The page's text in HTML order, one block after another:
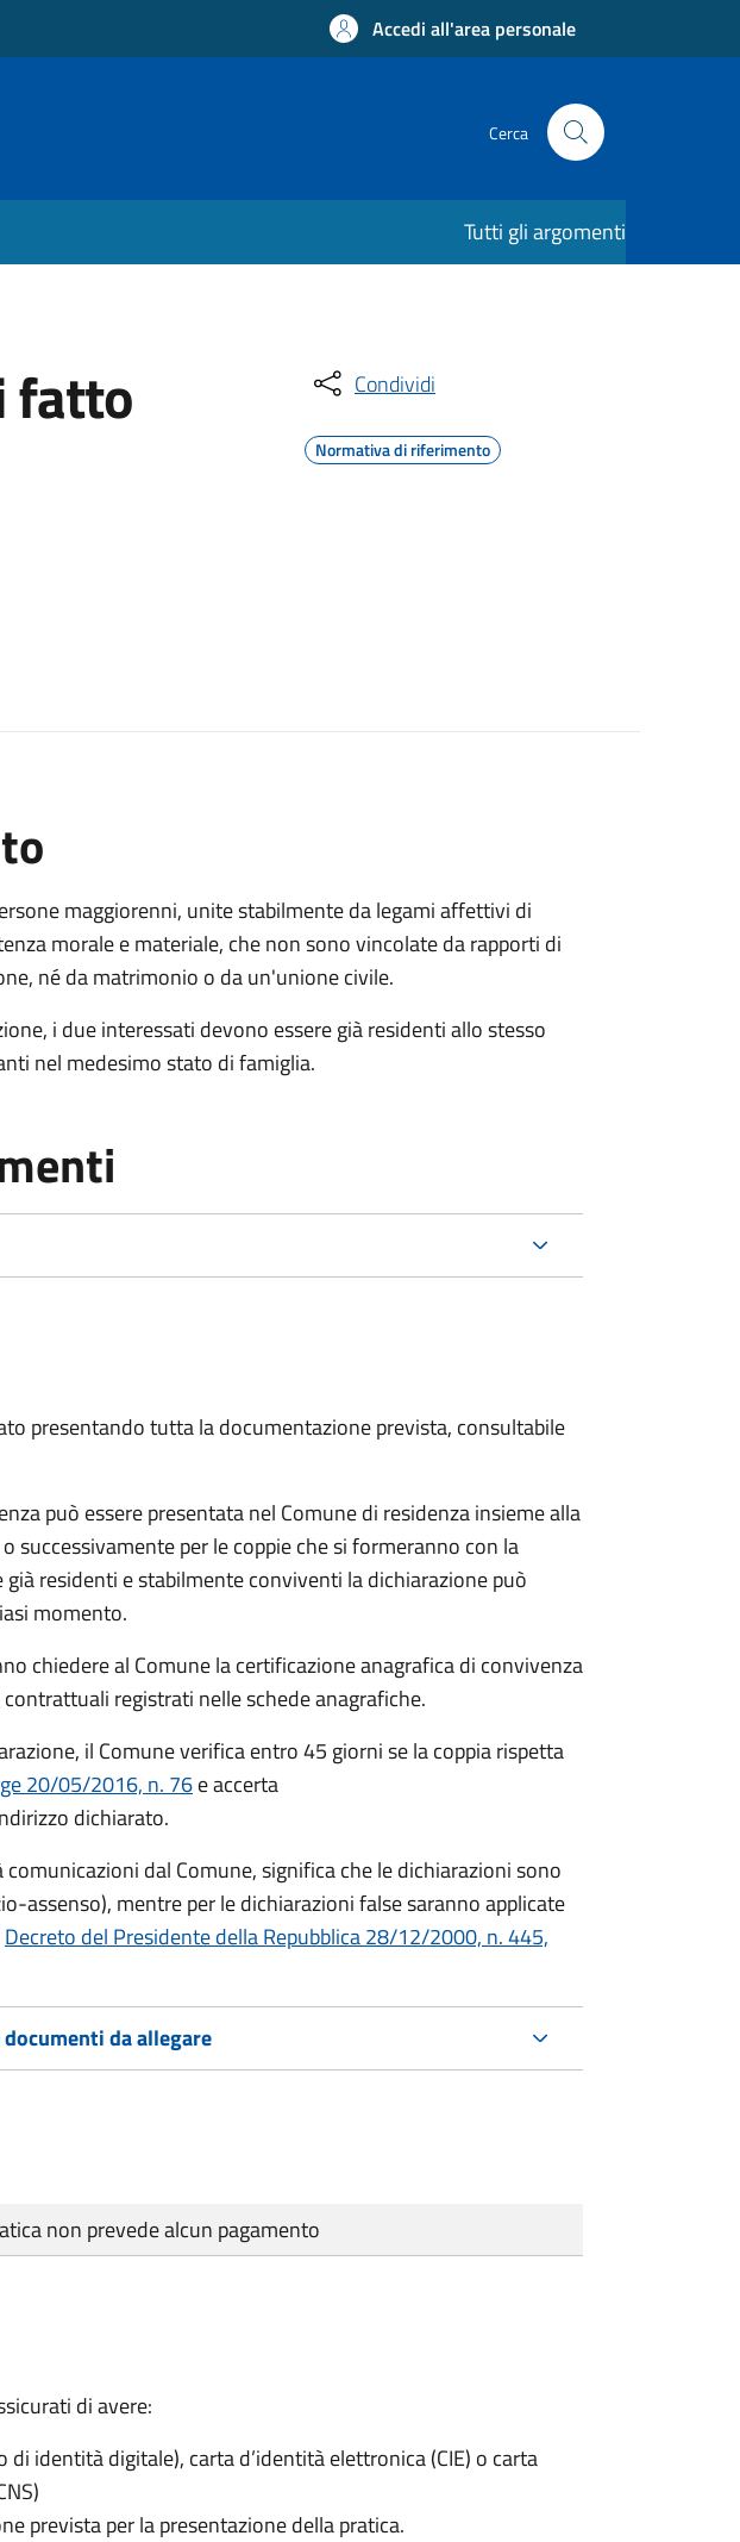
Accedi all'area personale
Cerca
Tutti gli argomenti
fatto Condividi
Normativa di riferimento
maggiorenni, unite stabilmente da legami affettivi di
morale e materiale, che non sono vincolate da rapporti di
né da matrimonio o da un'unione civile.
i due interessati devono essere già residenti allo stesso
nel medesimo stato di famiglia.
presentando tutta la documentazione prevista, consultabile
può essere presentata nel Comune di residenza insieme alla
successivamente per le coppie che si formeranno con la
già residenti e stabilmente conviventi la dichiarazione può
momento.
chiedere al Comune la certificazione anagrafica di convivenza
registrati nelle schede anagrafiche.
il Comune verifica entro 45 giorni se la coppia rispetta
20/05/2016, n. 76e accerta
dichiarato.
dal Comune, significa che le dichiarazioni sono
assenso), mentre per le dichiarazioni false saranno applicate
Decreto del Presidente della Repubblica 28/12/2000, n. 445,
da allegare
non prevede alcun pagamento
di avere:
di identità digitale), carta d’identità elettronica (CIE) o carta
prevista per la presentazione della pratica.